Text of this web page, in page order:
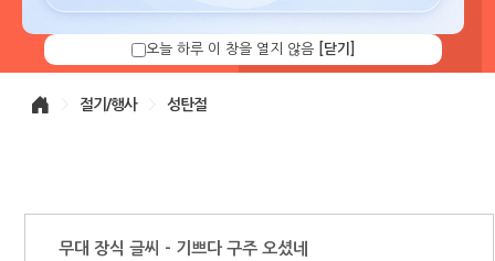
로그인 하시면 보유 캐쉬 확
니다.
절기/행사 성탄절
무대 장식 글씨 - 기쁘다 구주 오셨네
오늘 하루 이 창을 열지 않음 [닫기]